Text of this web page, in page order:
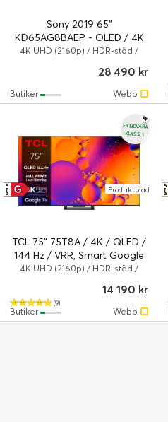
Sony 2019 65"
KD65AG8BAEP - OLED / 4K
UHD / HDR / Smart-TV
4K UHD (2160p) / HDR-stöd /
28 490 kr
Webb
Butiker
FYNDVARA
KLASS 1
TCL 75" 75T8A / 4K / QLED /
144 Hz / VRR, Smart Google
TV (Fyndvara klass 1)
4K UHD (2160p) / HDR-stöd /
G
A
↑
G Produktblad
(9)
14 190 kr
Webb
Butiker
A
↑
G